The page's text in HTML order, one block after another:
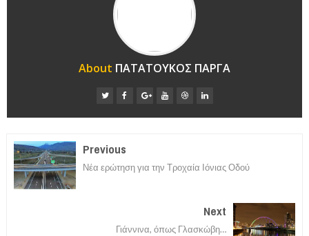
About ΠΑΤΑΤΟΥΚΟΣ ΠΑΡΓΑ
Previous
Νέα ερώτηση για την Τροχαία Ιόνιας Οδού
Next
Γιάννινα, όπως Γλασκώβη…